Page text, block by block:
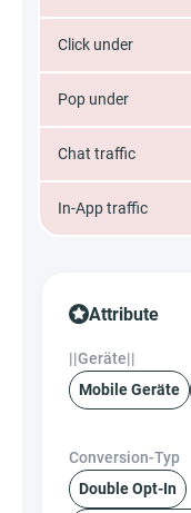
Click under
Pop under
Chat traffic
In-App traffic
Attribute
||Geräte||
Mobile Geräte
Conversion-Typ
Double Opt-In